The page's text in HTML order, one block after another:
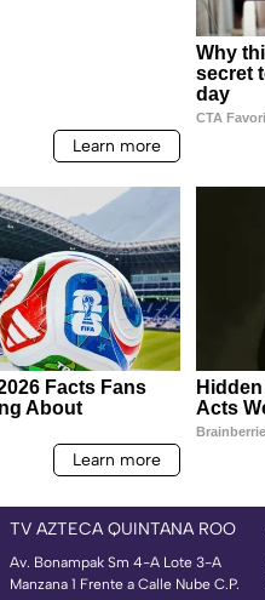
TV AZTECA QUINTANA ROO
Av. Bonampak Sm 4-A Lote 3-A
Manzana 1 Frente a Calle Nube C.P.